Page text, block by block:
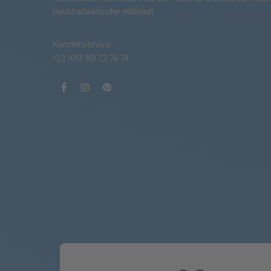
Haushaltswäsche etabliert.
Kundenservice
+33 (0)3 89 73 74 74